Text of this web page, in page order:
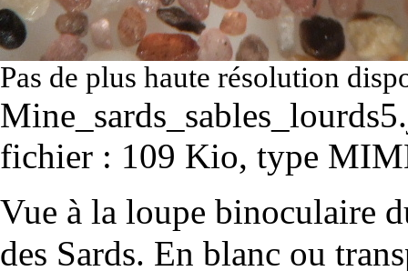
Pas de plus haute résolution
fichier : 109 Kio, type
Vue à la loupe binoculaire
des Sards. En blanc ou